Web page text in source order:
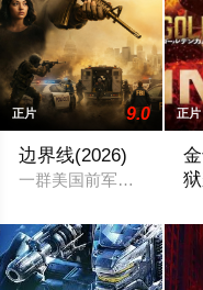
正片 9.0
边界线(2026)
一群美国前军人与政治
正片